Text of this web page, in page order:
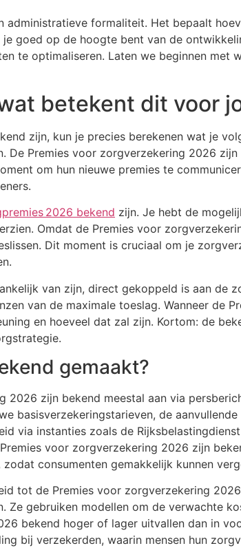
administratieve formaliteit. Het bepaalt
goed op de hoogte bent van de
te optimaliseren. Laten we beginnen
betekent dit voor
zijn, kun je precies berekenen wat je
De Premies voor zorgverzekering 2026
om hun nieuwe premies te
2026 bekend zijn. Je hebt de
Omdat de Premies voor
Dit moment is cruciaal om je
van zijn, direct gekoppeld is aan de
van de maximale toeslag. Wanneer de
en hoeveel dat zal zijn. Kortom: de
gemaakt?
2026 zijn bekend meestal aan via
basisverzekeringstarieven, de
via instanties zoals de
voor zorgverzekering 2026 zijn
consumenten gemakkelijk kunnen
tot de Premies voor zorgverzekering
Ze gebruiken modellen om de verwachte
bekend hoger of lager uitvallen dan in
bij verzekerden, waarin mensen hun